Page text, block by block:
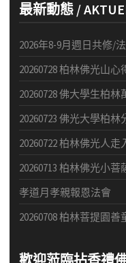
最新動態 /
2026年8-9月週日共修/
20260728 柏林佛光山
20260728 佛大學生柏
20260723 佛光大學柏
20260722 柏林佛光人
20260713 柏林佛光小
孝道月孝親報恩法會
20260708 柏林菩提園